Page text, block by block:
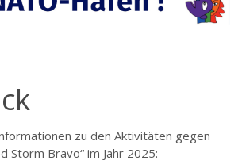
zu den Aktivitäten gegen
Storm Bravo“ im Jahr 2025: